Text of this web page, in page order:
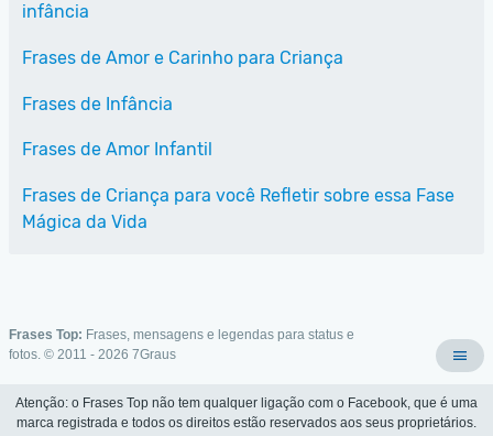
infância
Frases de Amor e Carinho para Criança
Frases de Infância
Frases de Amor Infantil
Frases de Criança para você Refletir sobre essa Fase
Mágica da Vida
Frases Top: Frases, mensagens e legendas para status e
fotos. © 2011 - 2026 7Graus
Atenção: o Frases Top não tem qualquer ligação com o Facebook, que é uma
marca registrada e todos os direitos estão reservados aos seus proprietários.